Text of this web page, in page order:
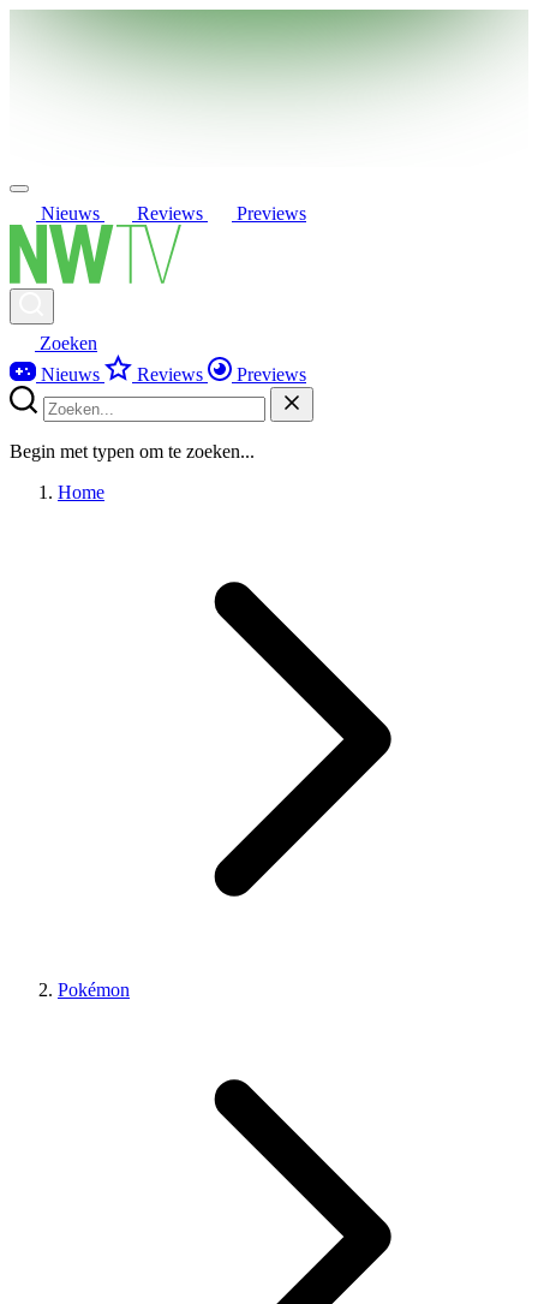
Nieuws Reviews Previews
Zoeken
Nieuws
Reviews Previews
Begin met typen om te zoeken...
Home
Pokémon